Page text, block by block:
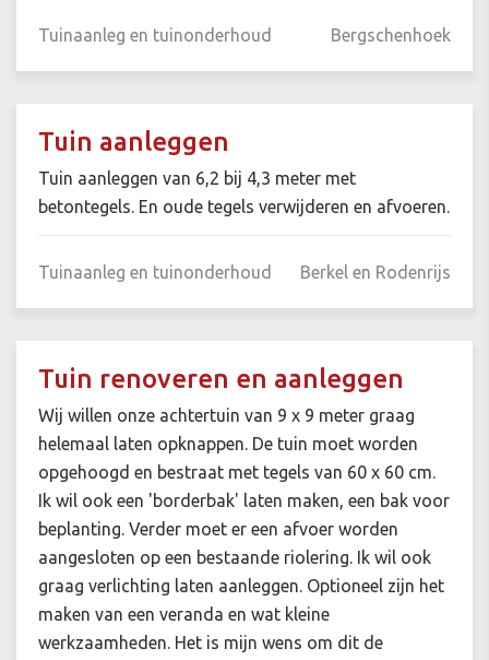
Tuinaanleg en tuinonderhoud Bergschenhoek
Tuin aanleggen
Tuin aanleggen van 6,2 bij 4,3 meter met
betontegels. En oude tegels verwijderen en afvoeren.
Tuinaanleg en tuinonderhoud Berkel en Rodenrijs
Tuin renoveren en aanleggen
Wij willen onze achtertuin van 9 x 9 meter graag
helemaal laten opknappen. De tuin moet worden
opgehoogd en bestraat met tegels van 60 x 60 cm.
Ik wil ook een 'borderbak' laten maken, een bak voor
beplanting. Verder moet er een afvoer worden
aangesloten op een bestaande riolering. Ik wil ook
graag verlichting laten aanleggen. Optioneel zijn het
maken van een veranda en wat kleine
werkzaamheden. Het is mijn wens om dit de